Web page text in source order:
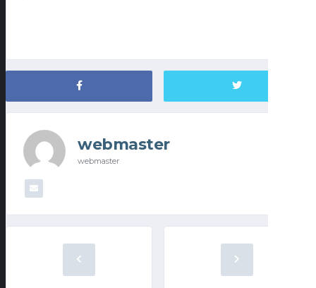
webmaster
webmaster